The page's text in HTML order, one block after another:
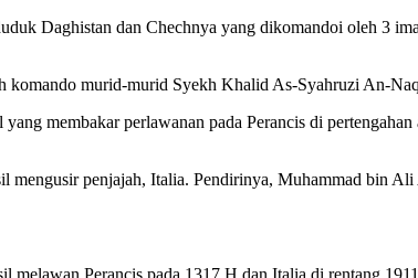
Daghistan dan Chechnya yang dikomandoi oleh 3
komando murid-murid Syekh Khalid As-Syahruzi An-
membakar perlawanan pada Perancis di
mengusir penjajah, Italia. Pendirinya, Muhammad bin